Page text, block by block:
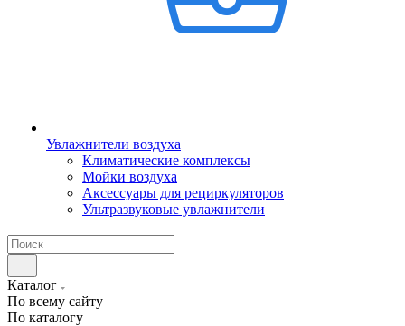
Увлажнители воздуха
Климатические комплексы
Мойки воздуха
Аксессуары для рециркуляторов
Ультразвуковые увлажнители
Каталог
По всему сайту
По каталогу